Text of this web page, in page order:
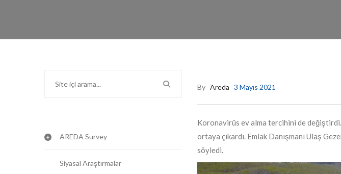
AREDA Survey
Siyasal Araştırmalar
By Areda 3 Mayıs 2021
Koronavirüs ev alma tercihini de
ortaya çıkardı. Emlak Danışmanı Ulaş
söyledi.